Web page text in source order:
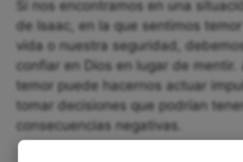
Si nos encontramos en una
de Isaac, en la que sentimos
vida o nuestra seguridad,
confiar en Dios en lugar de mentir.
temor puede hacernos actuar
tomar decisiones que podrían tener
consecuencias negativas.